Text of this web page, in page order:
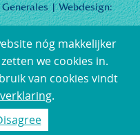
| Webdesign:
nóg makkelijker
we cookies in.
van cookies vindt
.